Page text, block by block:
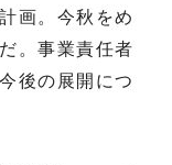
画。今秋をめ
。事業責任者
後の展開につ